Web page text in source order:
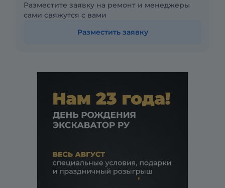
Разместите заявку на ремонт и менеджеры
сами свяжутся с вами
Разместить заявку